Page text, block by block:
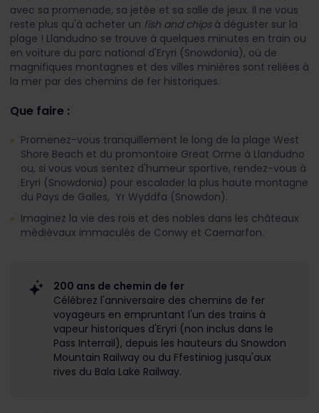
avec sa promenade, sa jetée et sa salle de jeux. Il ne vous
reste plus qu'à acheter un fish and chipsà déguster sur la
plage ! Llandudno se trouve à quelques minutes en train ou
en voiture du parc national d'Eryri (Snowdonia), où de
magnifiques montagnes et des villes minières sont reliées à
la mer par des chemins de fer historiques.
Que faire :
Promenez-vous tranquillement le long de la plage West
Shore Beach et du promontoire Great Orme à Llandudno
ou, si vous vous sentez d'humeur sportive, rendez-vous à
Eryri (Snowdonia) pour escalader la plus haute montagne
du Pays de Galles, Yr Wyddfa (Snowdon).
Imaginez la vie des rois et des nobles dans les châteaux
médiévaux immaculés de Conwy et Caernarfon.
200 ans de chemin de fer
Célébrez l'anniversaire des chemins de fer
voyageurs en empruntant l'un des trains à
vapeur historiques d'Eryri (non inclus dans le
Pass Interrail), depuis les hauteurs du Snowdon
Mountain Railway ou du Ffestiniog jusqu'aux
rives du Bala Lake Railway.